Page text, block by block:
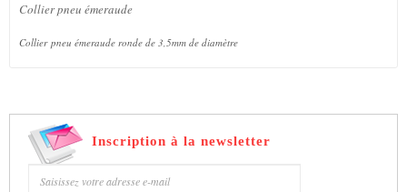
Collier pneu émeraude
Collier pneu émeraude ronde de 3,5mm de diamètre
Inscription à la newsletter